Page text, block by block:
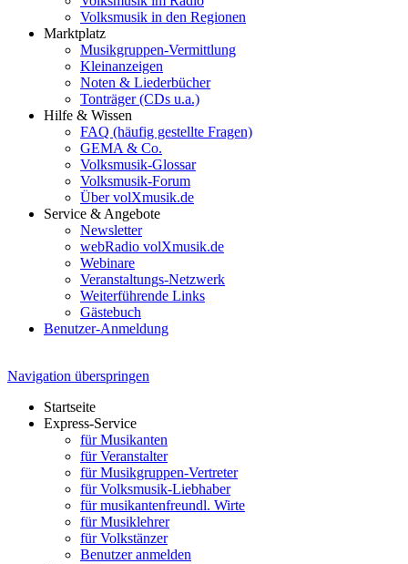
Volksmusik in den Regionen
Marktplatz
Musikgruppen-Vermittlung
Kleinanzeigen
Noten & Liederbücher
Tonträger (CDs u.a.)
Hilfe & Wissen
FAQ (häufig gestellte Fragen)
GEMA & Co.
Volksmusik-Glossar
Volksmusik-Forum
Über volXmusik.de
Service & Angebote
Newsletter
webRadio volXmusik.de
Webinare
Veranstaltungs-Netzwerk
Weiterführende Links
Gästebuch
Benutzer-Anmeldung
Navigation überspringen
Startseite
Express-Service
für Musikanten
für Veranstalter
für Musikgruppen-Vertreter
für Volksmusik-Liebhaber
für musikantenfreundl. Wirte
für Musiklehrer
für Volkstänzer
Benutzer anmelden